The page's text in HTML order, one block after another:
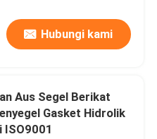
Hubungi kami
Aus Segel Berikat
Gasket Hidrolik
ISO9001